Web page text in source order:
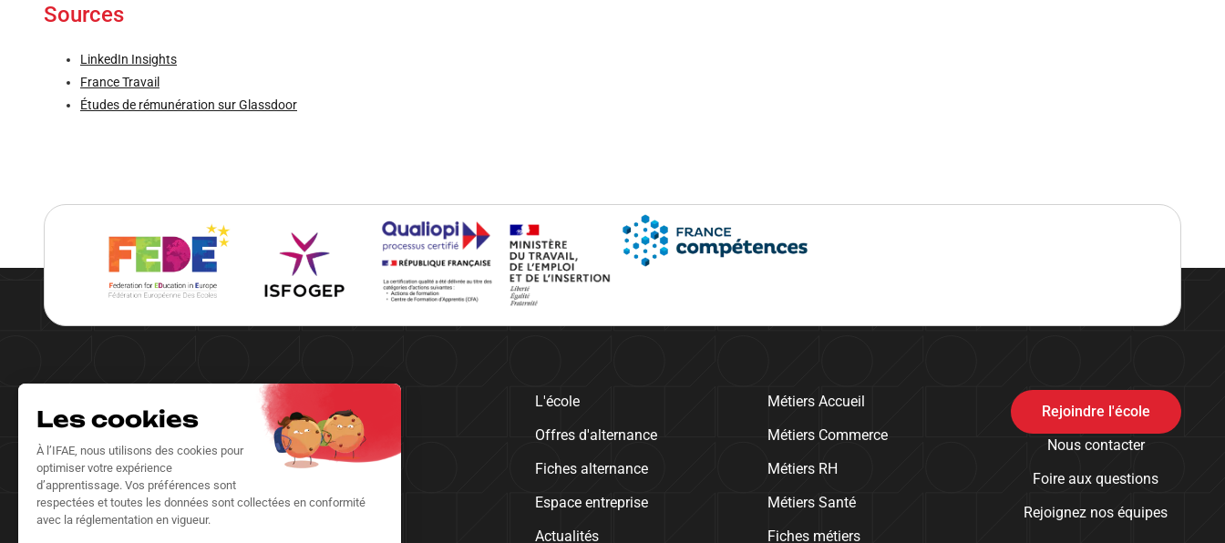
Sources
LinkedIn Insights
France Travail
Études de rémunération sur Glassdoor
IFAE Business
IFAE RH
IFAE Santé
L'école
Offres d'alternance
Fiches alternance
Espace entreprise
Actualités
Métiers Accueil
Métiers Commerce
Métiers RH
Métiers Santé
Fiches métiers
Rejoindre l'école
Nous contacter
Foire aux questions
Rejoignez nos équipes